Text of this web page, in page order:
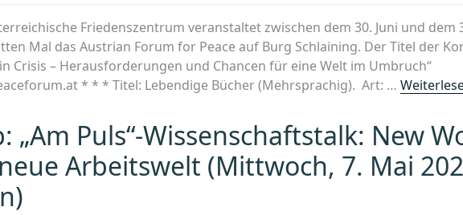
–
Strategien
für
Wohlbefinden
und
Friedenszentrum veranstaltet zwischen dem 30. Juni und dem
Mal das Austrian Forum for Peace auf Burg Schlaining. Der Titel der
in Crisis – Herausforderungen und Chancen für eine Welt im Umbruch“
* * * Titel: Lebendige Bücher (Mehrsprachig). Art: …
„Am Puls“-Wissenschaftstalk: New
Arbeitswelt (Mittwoch, 7. Mai